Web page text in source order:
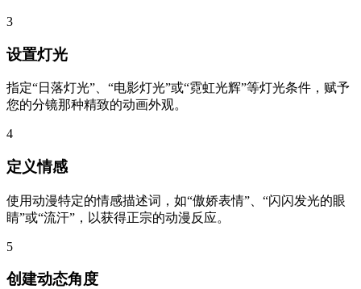
3
设置灯光
指定“日落灯光”、“电影灯光”或“霓虹光辉”等灯光条件，赋予
您的分镜那种精致的动画外观。
4
定义情感
使用动漫特定的情感描述词，如“傲娇表情”、“闪闪发光的眼
睛”或“流汗”，以获得正宗的动漫反应。
5
创建动态角度